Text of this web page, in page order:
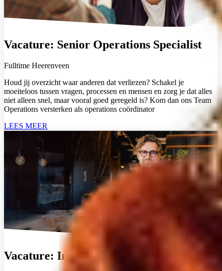
Vacature: Senior Operations Specialist
Fulltime Heerenveen
Houd jij overzicht waar anderen dat verliezen? Schakel je
moeiteloos tussen vragen, processen en mensen en zorg je dat alles
niet alleen snel, maar vooral goed geregeld is? Kom dan ons Team
Operations versterken als operations coördinator
LEES MEER
Vacature: Inkoop- en Partner Manager